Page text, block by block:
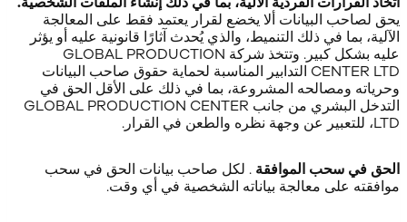
يحق لصاحب البيانات ألا يخضع لقرار يعتمد فقط على المعالجة
الآلية، بما في ذلك التنميط، والذي يُحدث آثارًا قانونية عليه أو يؤثر
عليه بشكل كبير. وتتخذ شركة GLOBAL PRODUCTION
CENTER LTD التدابير المناسبة لحماية حقوق صاحب البيانات
وحرياته ومصالحه المشروعة، بما في ذلك على الأقل الحق في
التدخل البشري من جانب GLOBAL PRODUCTION CENTER
LTD، للتعبير عن وجهة نظره والطعن في القرار.
الحق في سحب الموافقة . لكل صاحب بيانات الحق في سحب
موافقته على معالجة بياناته الشخصية في أي وقت.